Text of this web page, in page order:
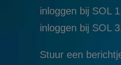
inloggen bij SOL
inloggen bij SOL
Stuur een